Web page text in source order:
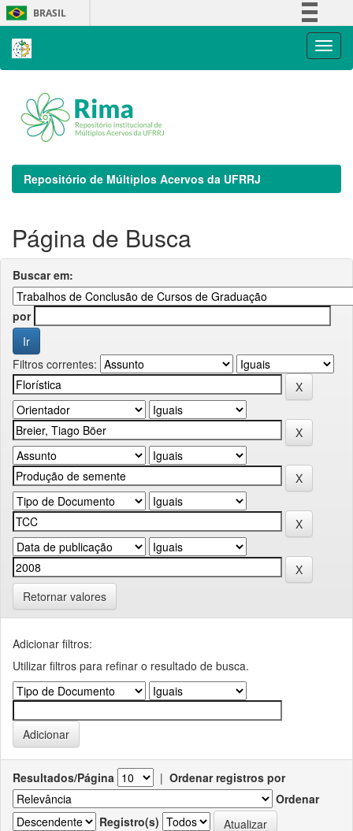
Skip
navigation
BRASIL
Repositório de Múltiplos Acervos da UFRRJ
Página de Busca
Buscar em:
por
Filtros correntes:
Retornar valores
Adicionar filtros:
Utilizar filtros para refinar o resultado de busca.
Resultados/Página | Ordenar registros por
Ordenar
Registro(s)